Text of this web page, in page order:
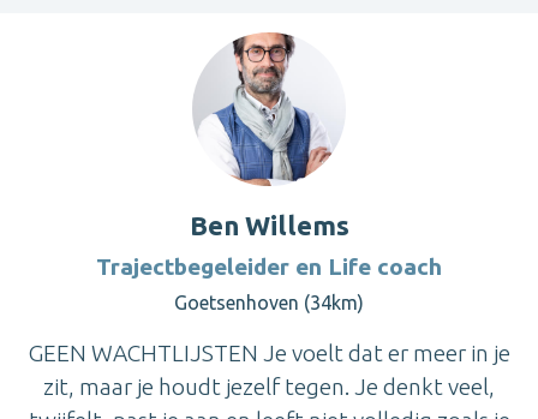
Ben Willems
Trajectbegeleider en Life coach
Goetsenhoven (34km)
GEEN WACHTLIJSTEN Je voelt dat er meer in je
zit, maar je houdt jezelf tegen. Je denkt veel,